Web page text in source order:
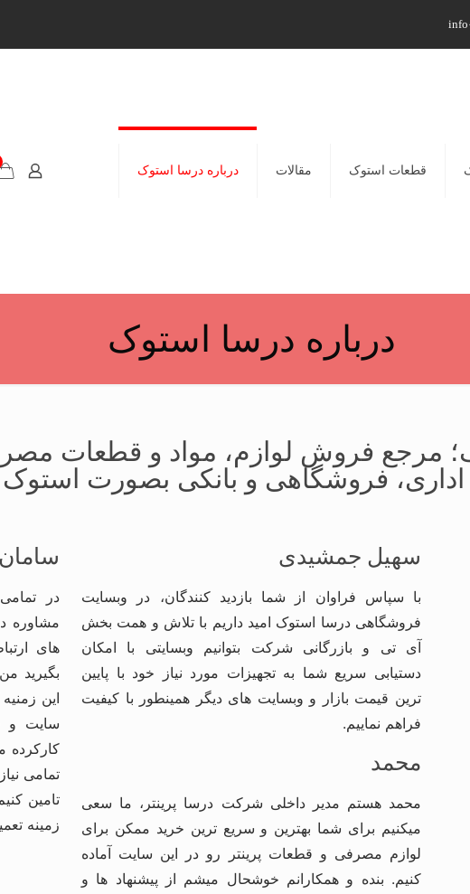
قطعات استوک مقالات درباره درسا استوک
درباره درسا استوک
مرجع فروش لوازم، مواد و قطعات
فروشگاهی و بانکی بصورت استوک
سهیل جمشیدی
با سپاس فراوان از شما بازدید کنندگان، در وبسایت
فروشگاهی درسا استوک امید داریم با تلاش و همت بخش
آی تی و بازرگانی شرکت بتوانیم وبسایتی با امکان
دستیابی سریع شما به تجهیزات مورد نیاز خود با پایین
ترین قیمت بازار و وبسایت های دیگر همینطور با کیفیت
فراهم نماییم.
محمد
محمد هستم مدیر داخلی شرکت درسا پرینتر، ما سعی
میکنیم برای شما بهترین و سریع ترین خرید ممکن برای
لوازم مصرفی و قطعات پرینتر رو در این سایت آماده
کنیم. بنده و همکارانم خوشحال میشم از پیشنهاد ها و
در
مشاوره
های
بگیرید
این
سایت و
کارکرده
تمامی
تامین
زمینه